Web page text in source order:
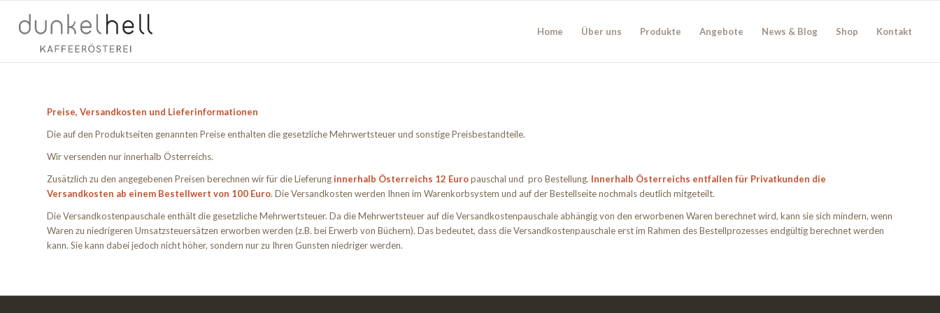
Home Über uns Produkte Angebote News & Blog Shop Kontakt
Preise, Versandkosten und Lieferinformationen
Die auf den Produktseiten genannten Preise enthalten die gesetzliche Mehrwertsteuer und sonstige Preisbestandteile.
Wir versenden nur innerhalb Österreichs.
Zusätzlich zu den angegebenen Preisen berechnen wir für die Lieferunginnerhalb Österreichs 12 Europauschal und pro Bestellung. Innerhalb Österreichs entfallen für Privatkunden die
Versandkosten ab einem Bestellwert von 100 Euro. Die Versandkosten werden Ihnen im Warenkorbsystem und auf der Bestellseite nochmals deutlich mitgeteilt.
Die Versandkostenpauschale enthält die gesetzliche Mehrwertsteuer. Da die Mehrwertsteuer auf die Versandkostenpauschale abhängig von den erworbenen Waren berechnet wird, kann sie sich mindern, wenn
Waren zu niedrigeren Umsatzsteuersätzen erworben werden (z.B. bei Erwerb von Büchern). Das bedeutet, dass die Versandkostenpauschale erst im Rahmen des Bestellprozesses endgültig berechnet werden
kann. Sie kann dabei jedoch nicht höher, sondern nur zu Ihren Gunsten niedriger werden.